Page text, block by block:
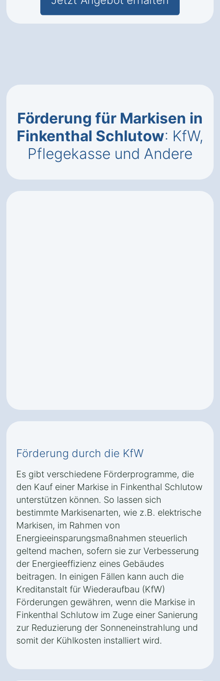
Förderung für Markisen in
Finkenthal Schlutow: KfW,
Pflegekasse und Andere
Förderung durch die KfW
Es gibt verschiedene Förderprogramme, die
den Kauf einer Markise in Finkenthal Schlutow
unterstützen können. So lassen sich
bestimmte Markisenarten, wie z.B. elektrische
Markisen, im Rahmen von
Energieeinsparungsmaßnahmen steuerlich
geltend machen, sofern sie zur Verbesserung
der Energieeffizienz eines Gebäudes
beitragen. In einigen Fällen kann auch die
Kreditanstalt für Wiederaufbau (KfW)
Förderungen gewähren, wenn die Markise in
Finkenthal Schlutow im Zuge einer Sanierung
zur Reduzierung der Sonneneinstrahlung und
somit der Kühlkosten installiert wird.